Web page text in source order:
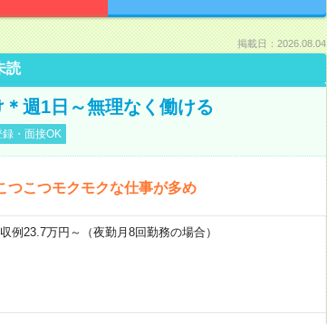
掲載日：2026.08.04
読
週1日～無理なく働ける
・面接OK
つこつモクモクな仕事が多め
23.7万円～（夜勤月8回勤務の場合）